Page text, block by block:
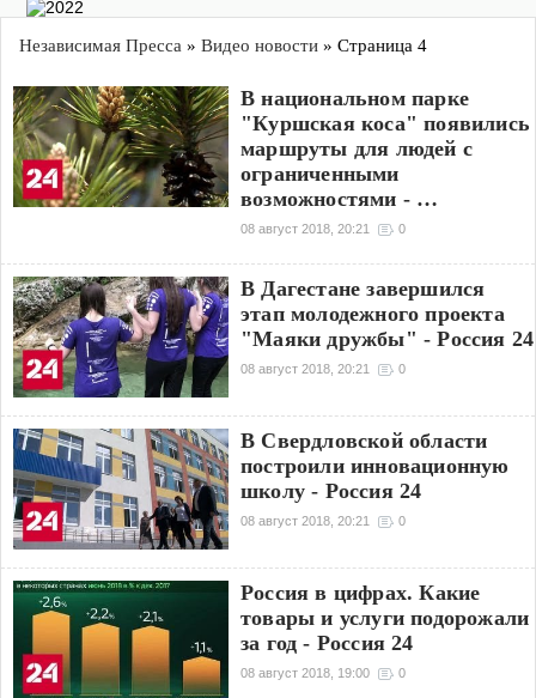
заболеваний вен и
Независимая Пресса » Видео новости » Страница 4
В национальном парке
"Куршская коса" появились
маршруты для людей с
ограниченными
возможностями - …
08 август 2018, 20:21 0
В Дагестане завершился
этап молодежного проекта
"Маяки дружбы" - Россия 24
08 август 2018, 20:21 0
В Свердловской области
построили инновационную
школу - Россия 24
08 август 2018, 20:21 0
Россия в цифрах. Какие
товары и услуги подорожали
за год - Россия 24
08 август 2018, 19:00 0